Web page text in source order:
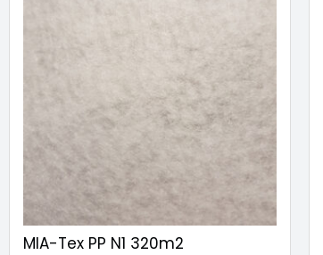
MIA-Tex PP N1 320m2